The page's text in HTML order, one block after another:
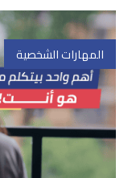
المهارات الشخصية